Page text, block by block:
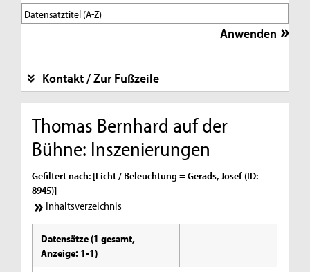
Kontakt / Zur Fußzeile
Thomas Bernhard auf der
Bühne: Inszenierungen
Gefiltert nach: [Licht / Beleuchtung = Gerads, Josef (ID:
8945)]
Inhaltsverzeichnis
Datensätze (1 gesamt,
Anzeige: 1-1)